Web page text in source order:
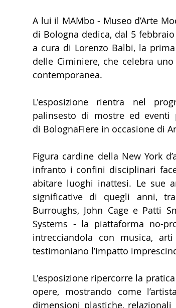
A lui il MAMbo - Museo d’Arte
di Bologna dedica, dal 5
a cura di Lorenzo Balbi, la
delle Ciminiere, che celebra
contemporanea.
L'esposizione rientra nel
palinsesto di mostre ed eventi
di BolognaFiere in occasione di
Figura cardine della New York
infranto i confini disciplinari
abitare luoghi inattesi. Le sue
significative di quegli anni,
Burroughs, John Cage e Patti
Systems - la piattaforma no-
intrecciandola con musica,
testimoniano l’impatto
L'esposizione ripercorre la
opere, mostrando come
dimensioni plastiche,